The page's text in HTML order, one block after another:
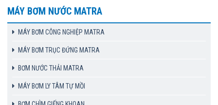
MÁY BƠM NƯỚC MATRA
MÁY BƠM CÔNG NGHIỆP MATRA
MÁY BƠM TRỤC ĐỨNG MATRA
BƠM NƯỚC THẢI MATRA
MÁY BƠM LY TÂM TỰ MỒI